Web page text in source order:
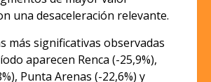
una desaceleración relevante.
más significativas observadas
aparecen Renca (-25,9%),
Punta Arenas (-22,6%) y